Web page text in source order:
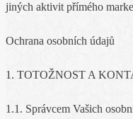
jiných aktivit přímého
Ochrana osobních údajů
1. TOTOŽNOST A
1.1. Správcem Vašich